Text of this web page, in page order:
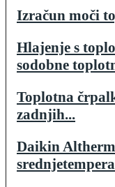
Izračun moči
Hlajenje s
sodobne
Toplotna
zadnjih...
Daikin